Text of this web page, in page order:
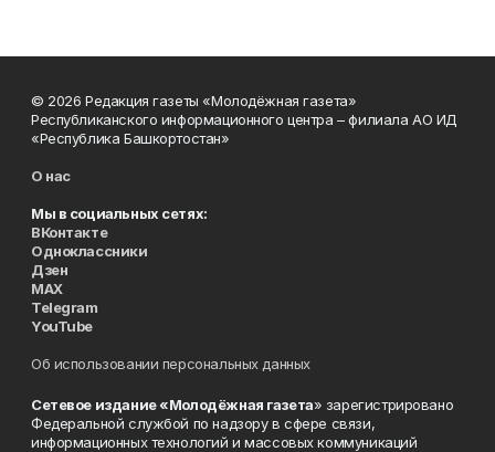
© 2026 Редакция газеты «Молодёжная газета»
Республиканского информационного центра – филиала АО ИД
«Республика Башкортостан»
О нас
Мы в социальных сетях:
ВКонтакте
Одноклассники
Дзен
MAX
Telegram
YouTube
Об использовании персональных данных
Сетевое издание «Молодёжная газета» зарегистрировано
Федеральной службой по надзору в сфере связи,
информационных технологий и массовых коммуникаций